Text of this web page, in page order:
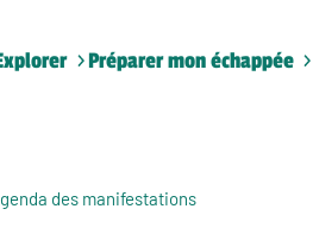
Préparer mon échappée
des manifestations